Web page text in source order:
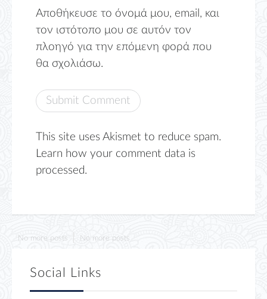
Αποθήκευσε το όνομά μου, email, και
τον ιστότοπο μου σε αυτόν τον
πλοηγό για την επόμενη φορά που
θα σχολιάσω.
This site uses Akismet to reduce spam.
Learn how your comment data is
processed.
No more posts No more posts
Social Links